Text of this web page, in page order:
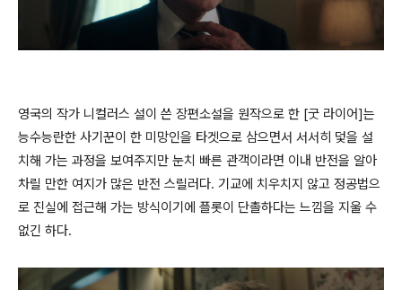
영국의 작가 니컬러스 설이 쓴 장편소설을 원작으로 한 [굿 라이어]는
능수능란한 사기꾼이 한 미망인을 타겟으로 삼으면서 서서히 덫을 설
치해 가는 과정을 보여주지만 눈치 빠른 관객이라면 이내 반전을 알아
차릴 만한 여지가 많은 반전 스릴러다. 기교에 치우치지 않고 정공법으
로 진실에 접근해 가는 방식이기에 플롯이 단촐하다는 느낌을 지울 수
없긴 하다.